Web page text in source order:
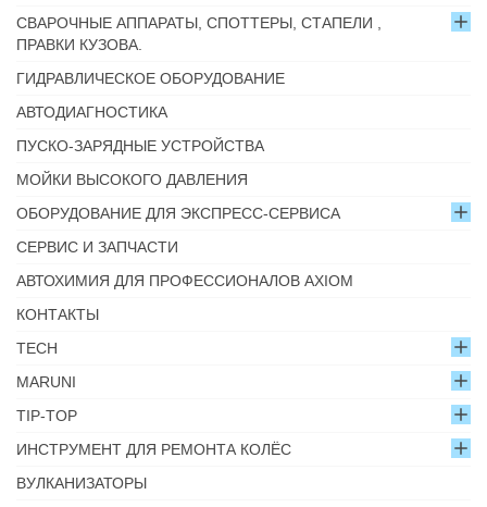
СВАРОЧНЫЕ АППАРАТЫ, СПОТТЕРЫ, СТАПЕЛИ ,
ПРАВКИ КУЗОВА.
ГИДРАВЛИЧЕСКОЕ ОБОРУДОВАНИЕ
АВТОДИАГНОСТИКА
ПУСКО-ЗАРЯДНЫЕ УСТРОЙСТВА
МОЙКИ ВЫСОКОГО ДАВЛЕНИЯ
ОБОРУДОВАНИЕ ДЛЯ ЭКСПРЕСС-СЕРВИСА
СЕРВИС И ЗАПЧАСТИ
АВТОХИМИЯ ДЛЯ ПРОФЕССИОНАЛОВ AXIOM
КОНТАКТЫ
TECH
MARUNI
TIP-TOP
ИНСТРУМЕНТ ДЛЯ РЕМОНТА КОЛЁС
ВУЛКАНИЗАТОРЫ